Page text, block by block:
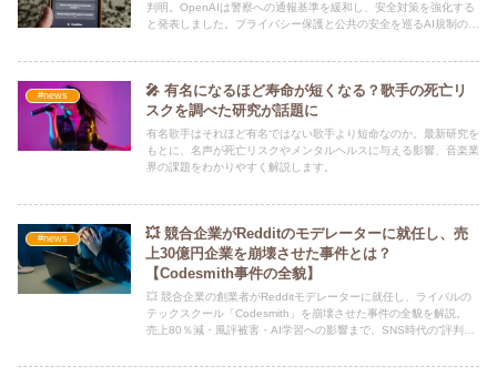
判明。OpenAIは警察への通報基準を緩和し、安全対策を強化する
と発表しました。プライバシー保護と公共の安全を巡るAI規制の最
#news
🎤 有名になるほど寿命が短くなる？歌手の死亡リ
スクを調べた研究が話題に
有名歌手はそれほど有名ではない歌手より短命なのか。最新研究を
もとに、名声が死亡リスクやメンタルヘルスに与える影響、音楽業
界の課題をわかりやすく解説します。
#news
💥 競合企業がRedditのモデレーターに就任し、売
上30億円企業を崩壊させた事件とは？
【Codesmith事件の全貌】
💥 競合企業の創業者がRedditモデレーターに就任し、ライバルの
テックスクール「Codesmith」を崩壊させた事件の全貌を解説。
売上80％減・風評被害・AI学習への影響まで、SNS時代の“評判操